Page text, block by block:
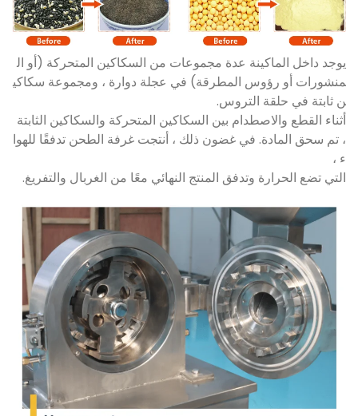
يوجد داخل الماكينة عدة مجموعات من السكاكين المتحركة (أو ال
منشورات أو رؤوس المطرقة) في عجلة دوارة ، ومجموعة سكاكي
ن ثابتة في حلقة التروس.
أثناء القطع والاصطدام بين السكاكين المتحركة والسكاكين الثابتة
، تم سحق المادة. في غضون ذلك ، أنتجت غرفة الطحن تدفقًا للهوا
ء ،
التي تضع الحرارة وتدفق المنتج النهائي معًا من الغربال والتفريغ.